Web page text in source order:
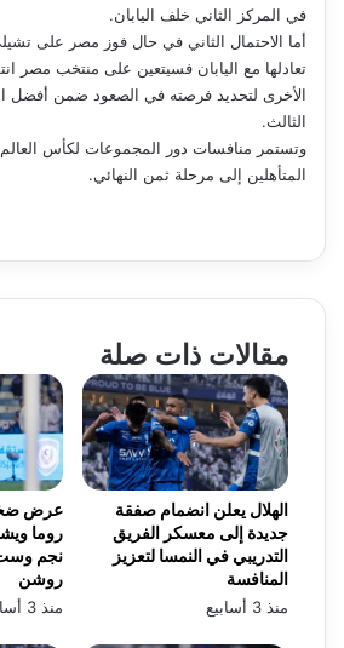
في المركز الثاني خلف اليابان.
أما الاحتمال الثاني في حال فوز مصر على
تعادلها مع اليابان فسيتعين على منتخب مصر
الأخرى لتحديد فرصته في الصعود ضمن أفضل
الثالث.
وتستمر منافسات دور المجموعات لكأس العالم
المتأهلين إلى مرحلة ثمن النهائي.
مقالات ذات صلة
عرض
روما
نجم وست
روشن
منذ 3 أسابيع
الهلال يعلن انضمام صفقة
جديدة إلى معسكر الفريق
التدريبي في النمسا لتعزيز
المنافسة
منذ 3 أسابيع